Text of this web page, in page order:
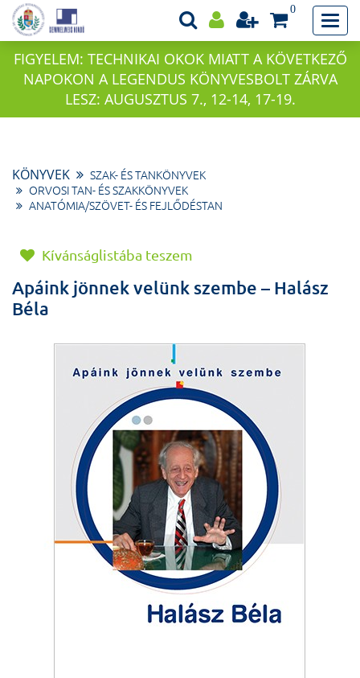
0
FIGYELEM: TECHNIKAI OKOK MIATT A KÖVETKEZŐ
NAPOKON A LEGENDUS KÖNYVESBOLT ZÁRVA
LESZ: AUGUSZTUS 7., 12-14, 17-19.
KÖNYVEK
SZAK- ÉS TANKÖNYVEK
ORVOSI TAN- ÉS SZAKKÖNYVEK
ANATÓMIA/SZÖVET- ÉS FEJLŐDÉSTAN
Kívánságlistába teszem
Apáink jönnek velünk szembe – Halász
Béla